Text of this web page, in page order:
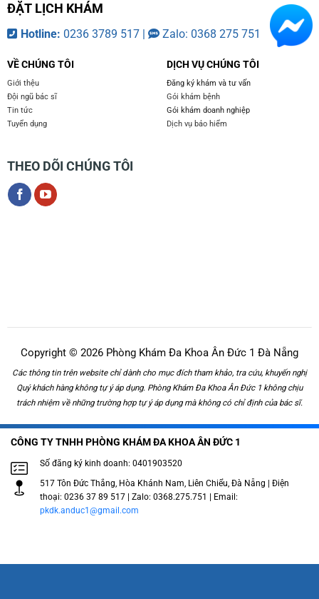
ĐẶT LỊCH KHÁM
Hotline: 0236 3789 517 | Zalo: 0368 275 751
VỀ CHÚNG TÔI
Giới thệu
Đội ngũ bác sĩ
Tin tức
Tuyển dụng
DỊCH VỤ CHÚNG TÔI
Đăng ký khám và tư vấn
Gói khám bệnh
Gói khám doanh nghiệp
Dịch vụ bảo hiểm
THEO DÕI CHÚNG TÔI
Copyright © 2026 Phòng Khám Đa Khoa Ân Đức 1 Đà Nẵng
Các thông tin trên website chỉ dành cho mục đích tham khảo, tra cứu, khuyến nghị
Quý khách hàng không tự ý áp dụng. Phòng Khám Đa Khoa Ân Đức 1 không chịu
trách nhiệm về những trường hợp tự ý áp dụng mà không có chỉ định của bác sĩ.
CÔNG TY TNHH PHÒNG KHÁM ĐA KHOA ÂN ĐỨC 1
Số đăng ký kinh doanh: 0401903520
517 Tôn Đức Thắng, Hòa Khánh Nam, Liên Chiểu, Đà Nẵng | Điện
thoại: 0236 37 89 517 | Zalo: 0368.275.751 | Email:
pkdk.anduc1@gmail.com